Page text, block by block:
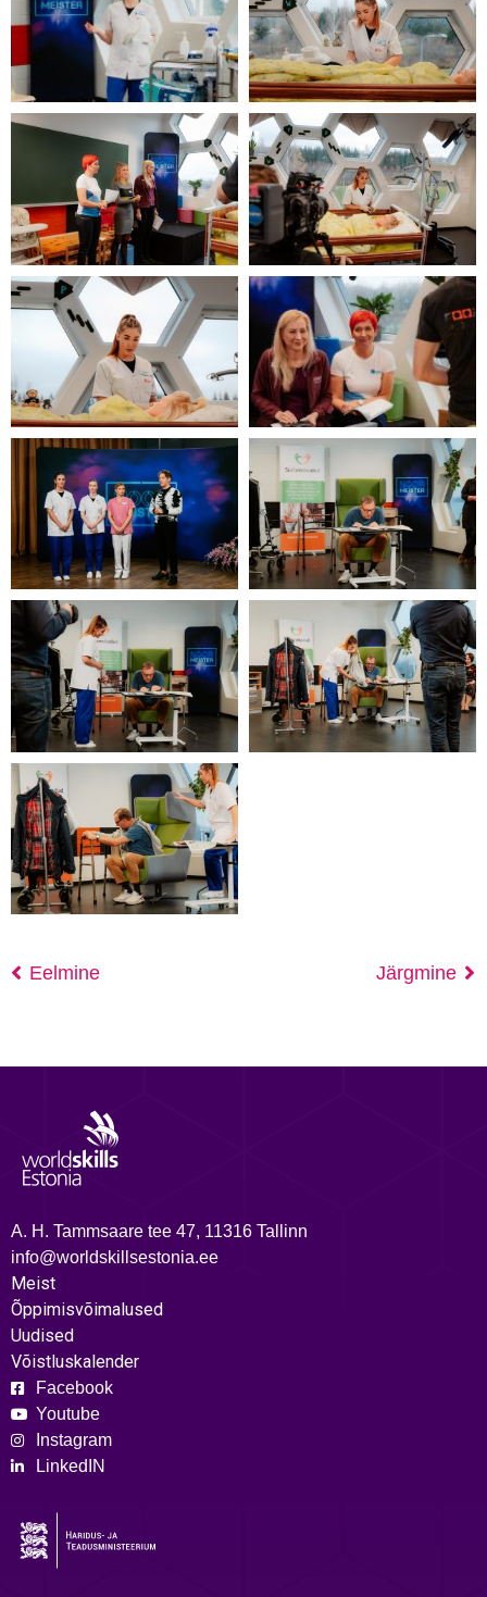
Eelmine Järgmine
A. H. Tammsaare tee 47, 11316 Tallinn
info@worldskillsestonia.ee
Meist
Õppimisvõimalused
Uudised
Võistluskalender
Facebook
Youtube
Instagram
LinkedIN